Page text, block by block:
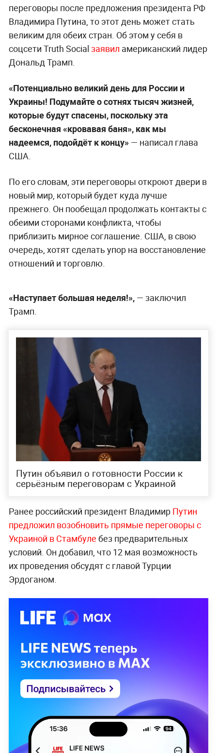
переговоры после предложения президента РФ
Владимира Путина, то этот день может стать
великим для обеих стран. Об этом у себя в
соцсети Truth Social заявил американский лидер
Дональд Трамп.
«Потенциально великий день для России и
Украины! Подумайте о сотнях тысяч жизней,
которые будут спасены, поскольку эта
бесконечная «кровавая баня», как мы
надеемся, подойдёт к концу»— написал глава
США.
По его словам, эти переговоры откроют двери в
новый мир, который будет куда лучше
прежнего. Он пообещал продолжать контакты с
обеими сторонами конфликта, чтобы
приблизить мирное соглашение. США, в свою
очередь, хотят сделать упор на восстановление
отношений и торговлю.
«Наступает большая неделя!»,— заключил
Трамп.
Путин объявил о готовности России к
серьёзным переговорам с Украиной
Ранее российский президент Владимир Путин
предложил возобновить прямые переговоры с
Украиной в Стамбуле без предварительных
условий. Он добавил, что 12 мая возможность
их проведения обсудят с главой Турции
Эрдоганом.